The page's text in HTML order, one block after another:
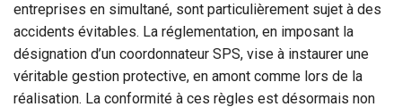
entreprises en simultané, sont particulièrement sujet à des
accidents évitables. La réglementation, en imposant la
désignation d’un coordonnateur SPS, vise à instaurer une
véritable gestion protective, en amont comme lors de la
réalisation. La conformité à ces règles est désormais non